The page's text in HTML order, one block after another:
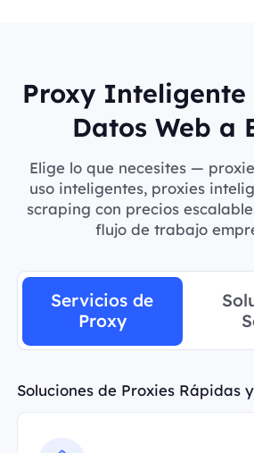
Proxy
Datos Web a
Elige lo que necesites —
uso inteligentes, proxies
scraping con precios
flujo de trabajo
Servicios de
Proxy
Soluciones de Proxies Rápidas